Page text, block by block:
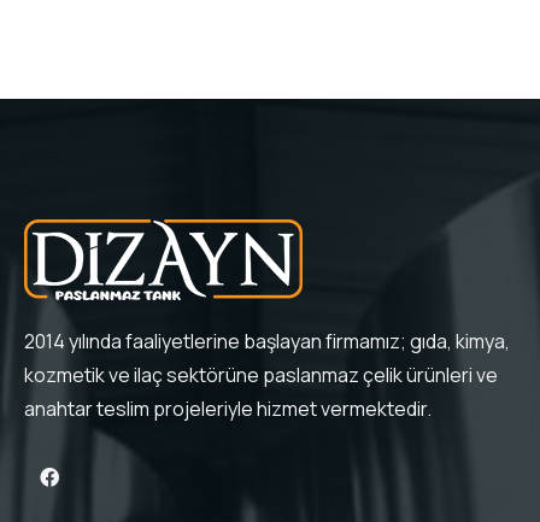
2014 yılında faaliyetlerine başlayan firmamız; gıda, kimya,
kozmetik ve ilaç sektörüne paslanmaz çelik ürünleri ve
anahtar teslim projeleriyle hizmet vermektedir.